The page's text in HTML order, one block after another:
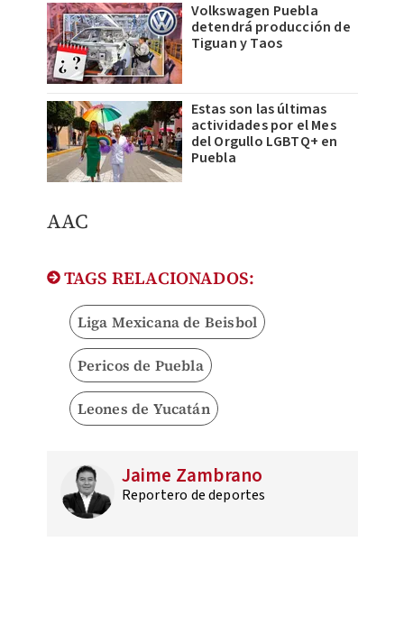
Volkswagen Puebla
detendrá producción de
Tiguan y Taos
Estas son las últimas
actividades por el Mes
del Orgullo LGBTQ+ en
Puebla
AAC
TAGS RELACIONADOS:
Liga Mexicana de Beisbol
Pericos de Puebla
Leones de Yucatán
Jaime Zambrano
Reportero de deportes